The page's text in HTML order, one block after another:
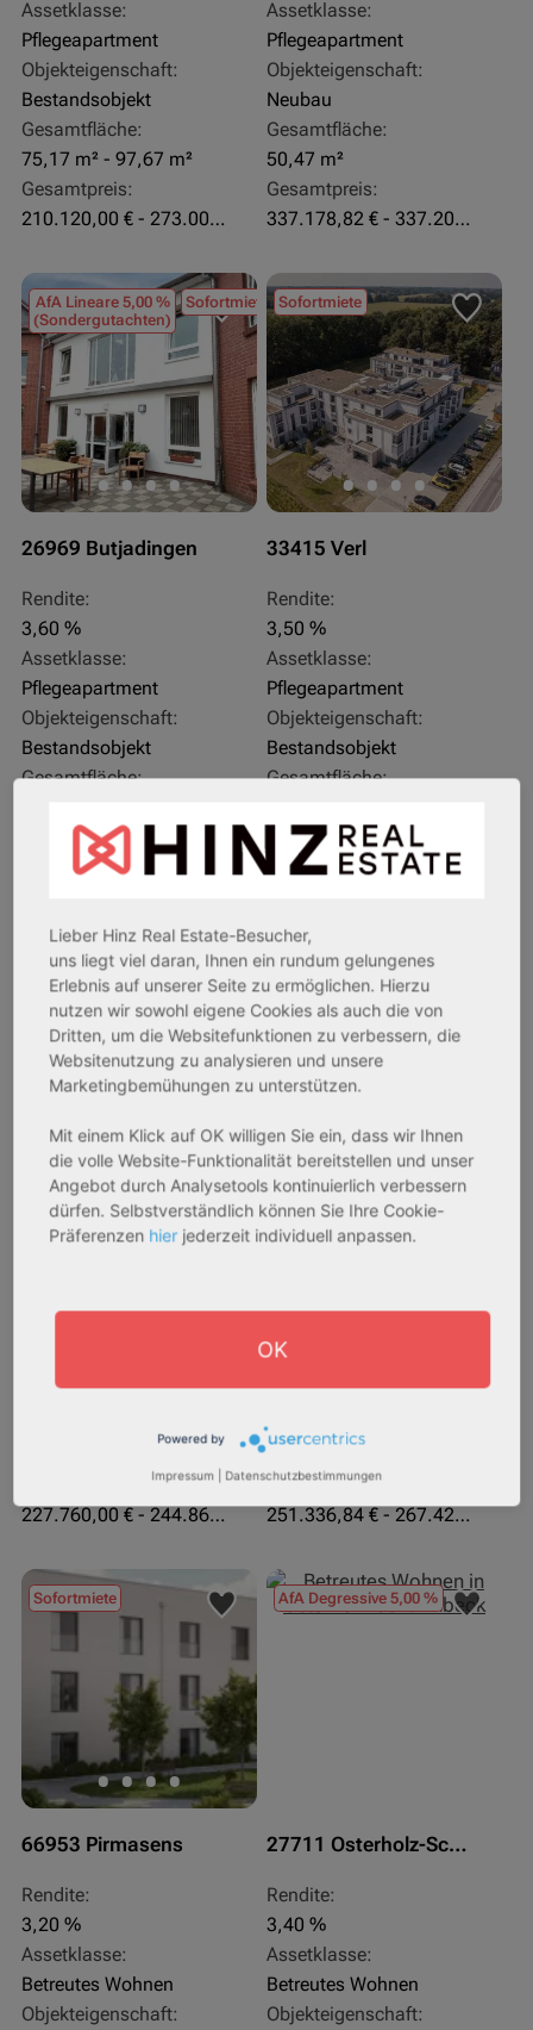
Assetklasse:
Pflegeapartment
Objekteigenschaft:
Bestandsobjekt
Gesamtfläche:
75,17 m² - 97,67 m²
Gesamtpreis:
210.120,00 € - 273.003,24 €
Assetklasse:
Pflegeapartment
Objekteigenschaft:
Neubau
Gesamtfläche:
50,47 m²
Gesamtpreis:
337.178,82 € - 337.207,06 €
AfA Lineare 5,00 %
(Sondergutachten)
Sofortmiete
26969 Butjadingen
Rendite:
3,60 %
Assetklasse:
Pflegeapartment
Objekteigenschaft:
Bestandsobjekt
Gesamtfläche:
Gesamtpreis:
Sofortmiete
33415 Verl
Rendite:
3,50 %
Assetklasse:
Pflegeapartment
Objekteigenschaft:
Bestandsobjekt
Gesamtfläche:
Gesamtpreis:
324.754,29 € - 358.289,14 €
AfA Degressive 5,00 %
27711 Osterholz-Scharmbeck
Rendite:
Assetklasse:
Neubau
227.760,00 € - 244.860,00 €
Sofortmiete
32469 Petershagen
Rendite:
Assetklasse:
Objekteigenschaft:
Bestandsobjekt
Gesamtfläche:
73,15 m² - 77,83 m²
Gesamtpreis:
251.336,84 € - 267.420,00 €
Sofortmiete
66953 Pirmasens
Rendite:
3,20 %
Assetklasse:
Betreutes Wohnen
Objekteigenschaft:
AfA Degressive 5,00 %
27711 Osterholz-Scharmbeck
Rendite:
3,40 %
Assetklasse:
Betreutes Wohnen
Objekteigenschaft:
Lieber Hinz Real Estate-Besucher,
uns liegt viel daran, Ihnen ein rundum gelungenes
Erlebnis auf unserer Seite zu ermöglichen. Hierzu
nutzen wir sowohl eigene Cookies als auch die von
Dritten, um die Websitefunktionen zu verbessern, die
Websitenutzung zu analysieren und unsere
Marketingbemühungen zu unterstützen.
Mit einem Klick auf OK willigen Sie ein, dass wir Ihnen
die volle Website-Funktionalität bereitstellen und unser
Angebot durch Analysetools kontinuierlich verbessern
dürfen. Selbstverständlich können Sie Ihre Cookie-
Präferenzen hier jederzeit individuell anpassen.
OK
Powered by
Impressum Datenschutzbestimmungen